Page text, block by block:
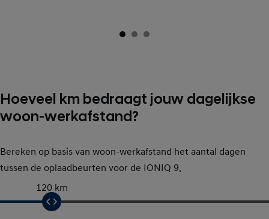
Hoeveel km bedraagt jouw dagelijkse
woon-werkafstand?
Bereken op basis van woon-werkafstand het aantal dagen
tussen de oplaadbeurten voor de IONIQ 9.
120 km